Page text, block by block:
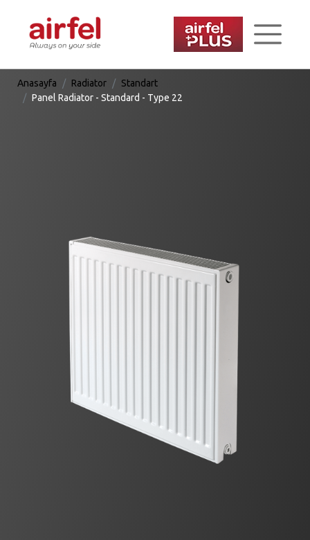
Anasayfa Radiator
Standart
Panel Radiator - Standard - Type 22